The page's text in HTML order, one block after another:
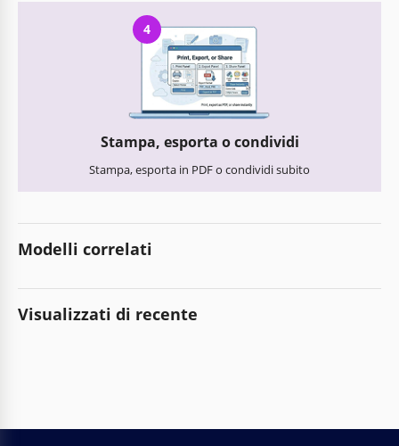
4
Stampa, esporta o condividi
Stampa, esporta in PDF o condividi subito
Modelli correlati
Visualizzati di recente